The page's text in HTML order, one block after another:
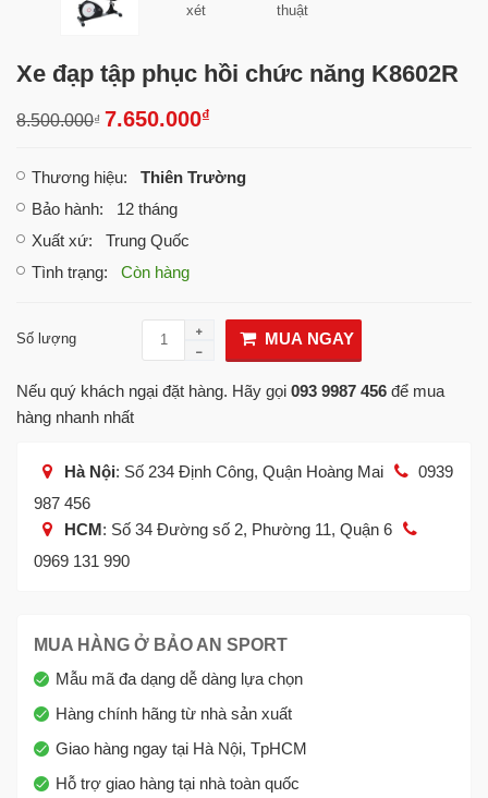
xét
thuật
Xe đạp tập phục hồi chức năng K8602R
8.500.000₫ 7.650.000₫
Thương hiệu: Thiên Trường
Bảo hành: 12 tháng
Xuất xứ: Trung Quốc
Tình trạng: Còn hàng
Số lượng MUA NGAY
Nếu quý khách ngại đặt hàng. Hãy gọi 093 9987 456 để mua
hàng nhanh nhất
Hà Nội: Số 234 Định Công, Quận Hoàng Mai
0939
987 456
HCM: Số 34 Đường số 2, Phường 11, Quận 6
0969 131 990
MUA HÀNG Ở BẢO AN SPORT
Mẫu mã đa dạng dễ dàng lựa chọn
Hàng chính hãng từ nhà sản xuất
Giao hàng ngay tại Hà Nội, TpHCM
Hỗ trợ giao hàng tại nhà toàn quốc